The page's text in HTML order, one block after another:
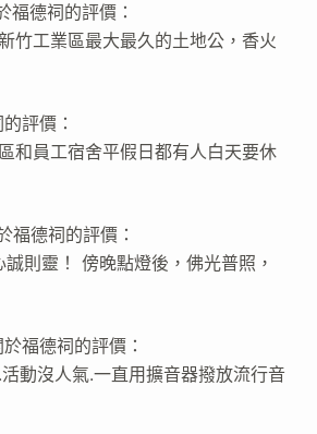
福德祠的評價：
竹工業區最大最久的土地公，香火
評價：
和員工宿舍平假日都有人白天要休
福德祠的評價：
則靈！ 傍晚點燈後，佛光普照，
福德祠的評價：
動沒人氣.一直用擴音器撥放流行音